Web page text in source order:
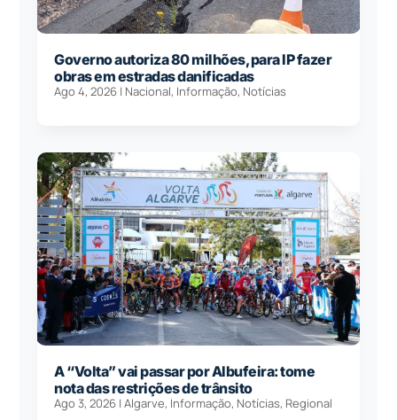
Governo autoriza 80 milhões, para IP fazer
obras em estradas danificadas
Ago 4, 2026 | Nacional, Informação, Notícias
A “Volta” vai passar por Albufeira: tome
nota das restrições de trânsito
Ago 3, 2026 |Algarve, Informação, Notícias, Regional